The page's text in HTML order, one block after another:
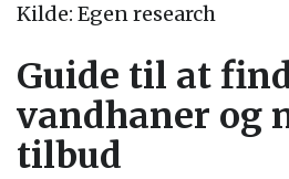
Kilde: Egen research
Guide til at
vandhaner og
tilbud